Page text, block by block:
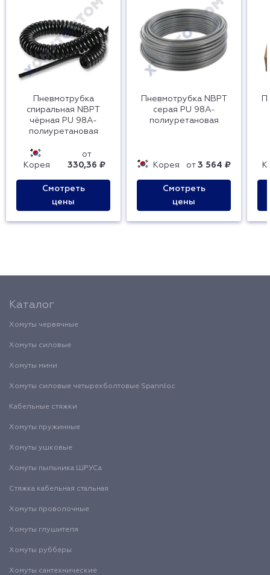
Пневмотрубка
спиральная NBPT
чёрная PU 98A-
полиуретановая
Корея
от
330,36 ₽
Смотреть
цены
Пневмотрубка NBPT
серая PU 98A-
полиуретановая
Корея от 3 564 ₽
Смотреть
цены
Каталог
Хомуты червячные
Хомуты силовые
Хомуты мини
Хомуты силовые четырехболтовые Spannloc
Кабельные стяжки
Хомуты пружинные
Хомуты ушковые
Хомуты пыльника ШРУСа
Стяжка кабельная стальная
Хомуты проволочные
Хомуты глушителя
Хомуты рубберы
Хомуты сантехнические